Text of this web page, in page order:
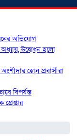
অভিযোগ
অধ্যায়, উদ্বোধন হলো
হোন প্রবাসীরা
বিপর্যস্ত